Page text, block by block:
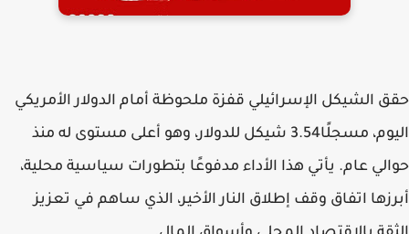
حقق الشيكل الإسرائيلي قفزة ملحوظة أمام الدولار الأمريكي
اليوم، مسجلًا3.54 شيكل للدولار، وهو أعلى مستوى له منذ
حوالي عام. يأتي هذا الأداء مدفوعًا بتطورات سياسية محلية،
أبرزها اتفاق وقف إطلاق النار الأخير، الذي ساهم في تعزيز